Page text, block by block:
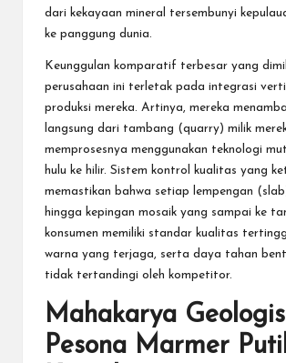
dari kekayaan mineral tersembunyi
ke panggung dunia.
Keunggulan komparatif terbesar yang
perusahaan ini terletak pada integrasi
produksi mereka. Artinya, mereka
langsung dari tambang (quarry) milik
memprosesnya menggunakan teknologi
hulu ke hilir. Sistem kontrol kualitas yang
memastikan bahwa setiap lempengan
hingga kepingan mosaik yang sampai ke
konsumen memiliki standar kualitas
warna yang terjaga, serta daya tahan
tidak tertandingi oleh kompetitor.
Mahakarya
Pesona Marmer